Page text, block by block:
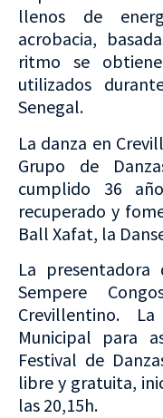
llenos de
acrobacia,
ritmo se
utilizados
Senegal.
La danza en
Grupo de
cumplido 36
recuperado y
Ball Xafat, la
La presentadora
Sempere
Crevillentino.
Municipal para
Festival de
libre y gratuita,
las 20,15h.